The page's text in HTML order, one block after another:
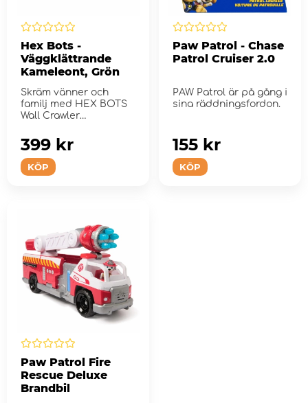
Hex Bots -
Väggklättrande
Kameleont, Grön
Skräm vänner och
familj med HEX BOTS
Wall Crawler
KÖP
399 kr
Paw Patrol - Chase
Patrol Cruiser 2.0
PAW Patrol är på gång i
sina räddningsfordon.
KÖP
155 kr
Paw Patrol Fire
Rescue Deluxe
Brandbil